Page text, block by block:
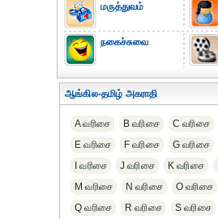
மருத்துவம்
நகைச்சுவை
ஆங்கில-தமிழ் அகராதி
A வரிசை B வரிசை C வரிசை
E வரிசை
F வரிசை G வரிசை
I வரிசை
J வரிசை K வரிசை
M வரிசை
N வரிசை O வரிசை
Q வரிசை
R வரிசை S வரிசை